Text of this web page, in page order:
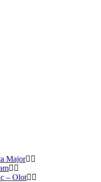
Major
– Olot